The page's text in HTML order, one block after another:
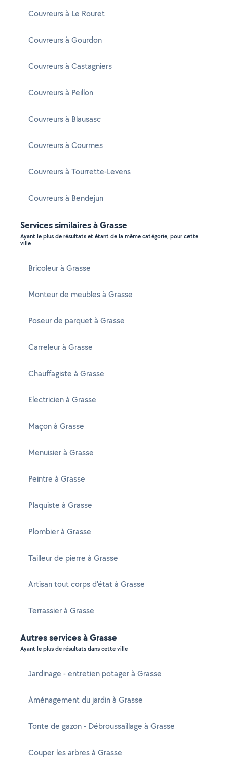
Couvreurs à Le Rouret
Couvreurs à Gourdon
Couvreurs à Castagniers
Couvreurs à Peillon
Couvreurs à Blausasc
Couvreurs à Courmes
Couvreurs à Tourrette-Levens
Couvreurs à Bendejun
Services similaires à Grasse
Ayant le plus de résultats et étant de la même catégorie, pour cette
ville
Bricoleur à Grasse
Monteur de meubles à Grasse
Poseur de parquet à Grasse
Carreleur à Grasse
Chauffagiste à Grasse
Electricien à Grasse
Maçon à Grasse
Menuisier à Grasse
Peintre à Grasse
Plaquiste à Grasse
Plombier à Grasse
Tailleur de pierre à Grasse
Artisan tout corps d'état à Grasse
Terrassier à Grasse
Autres services à Grasse
Ayant le plus de résultats dans cette ville
Jardinage - entretien potager à Grasse
Aménagement du jardin à Grasse
Tonte de gazon - Débroussaillage à Grasse
Couper les arbres à Grasse